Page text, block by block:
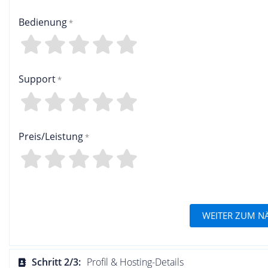
Bedienung
1
2
3
4
Support
1
2
3
4
Preis/Leistung
1
2
3
4
WEITER ZUM
Schritt 2/3: Profil & Hosting-Details